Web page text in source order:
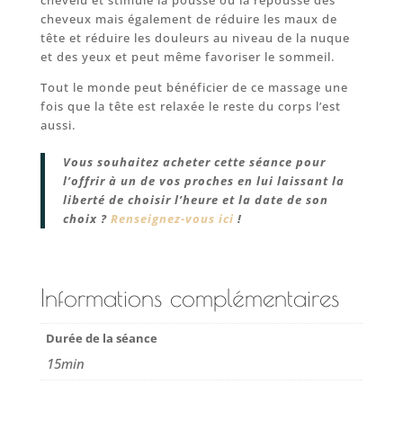
cheveux mais également de réduire les maux de
tête et réduire les douleurs au niveau de la nuque
et des yeux et peut même favoriser le sommeil.
Tout le monde peut bénéficier de ce massage une
fois que la tête est relaxée le reste du corps l’est
aussi.
Vous souhaitez acheter cette séance pour
l’offrir à un de vos proches en lui laissant la
liberté de choisir l’heure et la date de son
choix ? Renseignez-vous ici !
Informations complémentaires
Durée de la séance
15min